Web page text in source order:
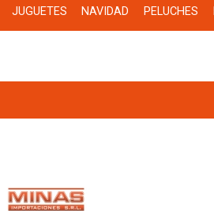
JUGUETES NAVIDAD PELUCHES